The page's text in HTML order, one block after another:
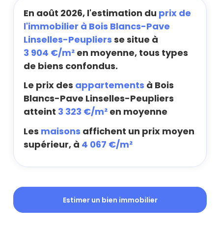
En août 2026, l'estimation du prix de
l'immobilier à Bois Blancs-Pave
Linselles-Peupliers se situe à
3 904 €/m² en moyenne, tous types
de biens confondus.
Le prix des appartements à Bois
Blancs-Pave Linselles-Peupliers
atteint 3 323 €/m² en moyenne
Les maisons affichent un prix moyen
supérieur, à 4 067 €/m²
Estimer un bien immobilier